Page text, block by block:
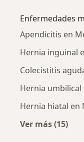
Enfermedades
Apendicitis en
Hernia inguinal
Colecistitis
Hernia
Hernia hiatal en
Ver más (15)